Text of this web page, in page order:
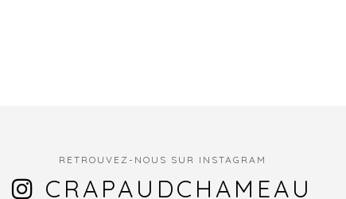
RETROUVEZ-NOUS SUR INSTAGRAM
CRAPAUDCHAMEAU